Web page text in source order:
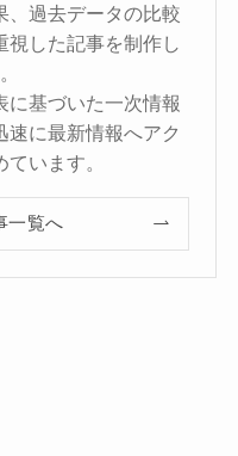
、過去データの比較
視した記事を制作し
に基づいた一次情報
速に最新情報へアク
います。
一覧へ